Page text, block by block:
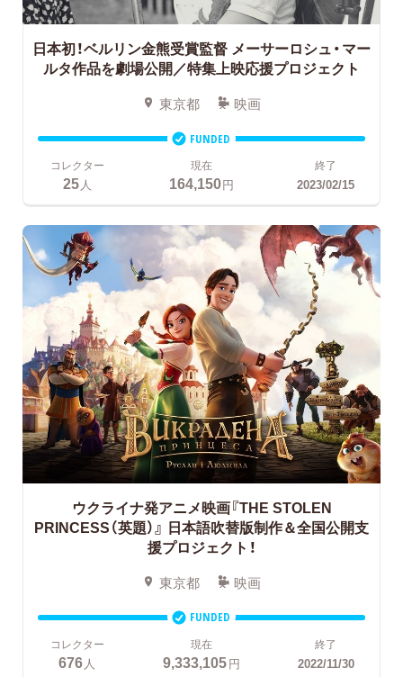
日本初！ベルリン金熊受賞監督 メーサーロシュ・マー
ルタ作品を劇場公開／特集上映応援プロジェクト
東京都 映画
FUNDED
コレクター
25人
現在
164,150円
終了
2023/02/15
ウクライナ発アニメ映画『THE STOLEN
PRINCESS（英題）』 日本語吹替版制作＆全国公開支
援プロジェクト！
東京都 映画
FUNDED
コレクター
676 人
現在
9,333,105円
終了
2022/11/30